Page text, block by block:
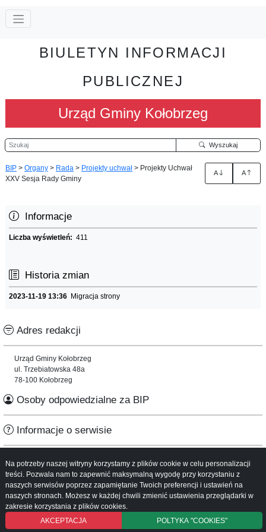
BIULETYN INFORMACJI
PUBLICZNEJ
Urząd Gminy Kołobrzeg
Szukaj Wyszukaj
BIP > Organy > Rada > Projekty uchwał > Projekty Uchwał
XXV Sesja Rady Gminy
A A
Informacje
Liczba wyświetleń: 411
Historia zmian
2023-11-19 13:36 Migracja strony
Adres redakcji
Urząd Gminy Kołobrzeg
ul. Trzebiatowska 48a
78-100 Kołobrzeg
Osoby odpowiedzialne za BIP
Informacje o serwisie
Instrukcja obsługi
Na potrzeby naszej witryny korzystamy z plików cookie w celu personalizacji
treści. Pozwala nam to zapewnić maksymalną wygodę przy korzystaniu z
naszych serwisów poprzez zapamiętanie Twoich preferencji i ustawień na
naszych stronach. Możesz w każdej chwili zmienić ustawienia przeglądarki w
zakresie korzystania z plików cookies.
AKCEPTACJA
POLTYKA "COOKIES"